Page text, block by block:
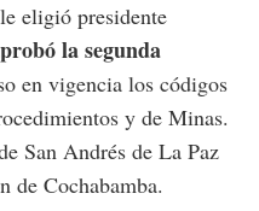
eligió presidente
la segunda
en vigencia los códigos
y de Minas.
San Andrés de La Paz
de Cochabamba.